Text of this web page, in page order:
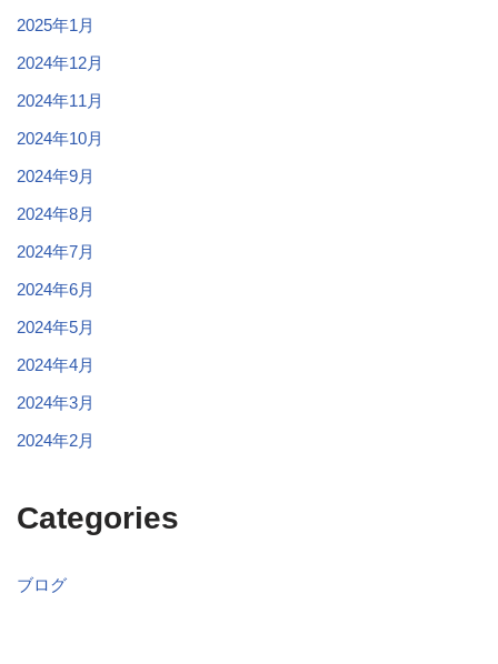
2025年1月
2024年12月
2024年11月
2024年10月
2024年9月
2024年8月
2024年7月
2024年6月
2024年5月
2024年4月
2024年3月
2024年2月
Categories
ブログ